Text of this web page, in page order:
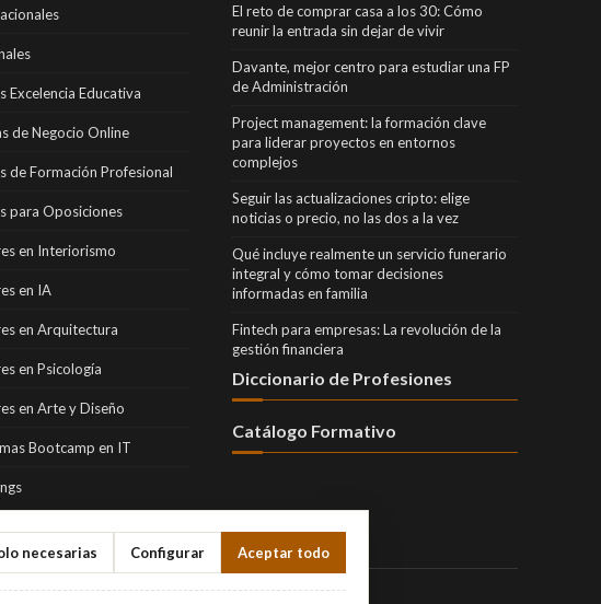
Excelencia Educativa
de Negocio Online
de Formación Profesional
para Oposiciones
en Interiorismo
en IA
en Arquitectura
en Psicología
en Arte y Diseño
Bootcamp en IT
El reto de comprar casa a los 30: Cómo
reunir la entrada sin dejar de vivir
Davante, mejor centro para estudiar una FP
de Administración
Project management: la formación clave
para liderar proyectos en entornos
complejos
Seguir las actualizaciones cripto: elige
noticias o precio, no las dos a la vez
Qué incluye realmente un servicio funerario
integral y cómo tomar decisiones
informadas en familia
Fintech para empresas: La revolución de la
gestión financiera
Diccionario de Profesiones
Catálogo Formativo
necesarias Configurar Aceptar todo